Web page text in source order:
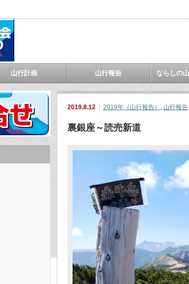
山行計画 山行報告 ならしの
2019.8.12 2019年（山行報告） , 山行報告
裏銀座～読売新道